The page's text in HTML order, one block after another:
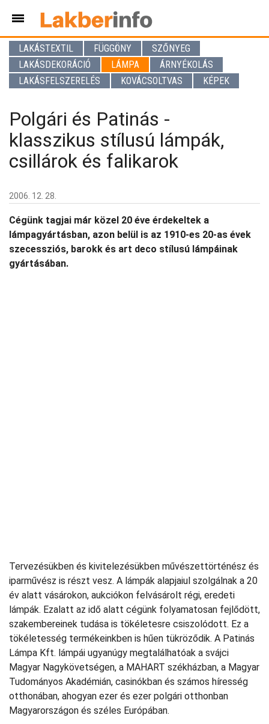
LAKÁSTEXTIL FÜGGÖNY
SZŐNYEG
LAKÁSDEKORÁCIÓ
LÁMPA
ÁRNYÉKOLÁS
LAKÁSFELSZERELÉS
KOVÁCSOLTVAS KÉPEK
Polgári és Patinás -
klasszikus stílusú lámpák,
csillárok és falikarok
2006. 12. 28.
Cégünk tagjai már közel 20 éve érdekeltek a
lámpagyártásban, azon belül is az 1910-es 20-as évek
szecessziós, barokk és art deco stílusú lámpáinak
gyártásában.
Tervezésükben és kivitelezésükben művészettörténész és
iparművész is részt vesz. A lámpák alapjaiul szolgálnak a 20
év alatt vásárokon, aukciókon felvásárolt régi, eredeti
lámpák. Ezalatt az idő alatt cégünk folyamatosan fejlődött,
szakembereinek tudása is tökéletesre csiszolódott. Ez a
tökéletesség termékeinkben is hűen tükröződik. A Patinás
Lámpa Kft. lámpái ugyanúgy megtalálhatóak a svájci
Magyar Nagykövetségen, a MAHART székházban, a Magyar
Tudományos Akadémián, casinókban és számos híresség
otthonában, ahogyan ezer és ezer polgári otthonban
Magyarországon és széles Európában.